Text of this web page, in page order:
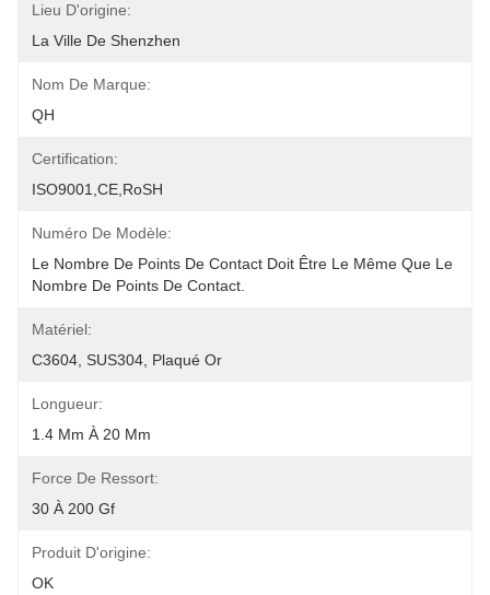
Lieu D'origine:
La Ville De Shenzhen
Nom De Marque:
QH
Certification:
ISO9001,CE,RoSH
Numéro De Modèle:
Le Nombre De Points De Contact Doit Être Le Même Que Le
Nombre De Points De Contact.
Matériel:
C3604, SUS304, Plaqué Or
Longueur:
1.4 Mm À 20 Mm
Force De Ressort:
30 À 200 Gf
Produit D'origine:
OK